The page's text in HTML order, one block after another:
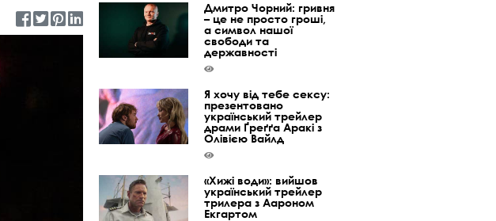
Дмитро Чорний: гривня
– це не просто гроші,
а символ нашої
свободи та
державності
Я хочу від тебе сексу:
презентовано
український трейлер
драми Ґреґґа Аракі з
Олівією Вайлд
«Хижі води»: вийшов
український трейлер
трилера з Аароном
Екгартом